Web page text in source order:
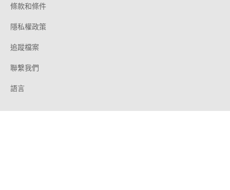
條款和條件
隱私權政策
追蹤檔案
聯繫我們
語言